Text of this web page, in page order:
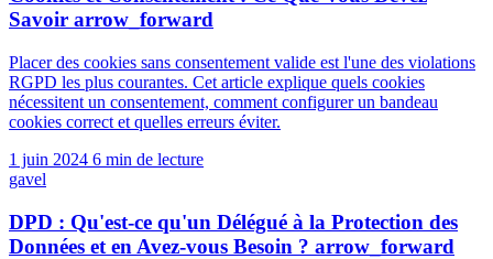
Savoir arrow_forward
Placer des cookies sans consentement valide est l'une des violations
RGPD les plus courantes. Cet article explique quels cookies
nécessitent un consentement, comment configurer un bandeau
cookies correct et quelles erreurs éviter.
1 juin 2024 6 min de lecture
gavel
DPD : Qu'est-ce qu'un Délégué à la Protection des
Données et en Avez-vous Besoin ? arrow_forward